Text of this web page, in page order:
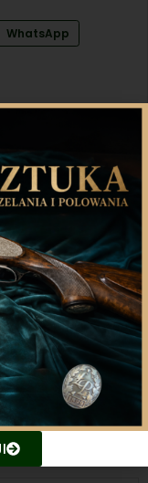
WhatsApp
każdego
na
stron.